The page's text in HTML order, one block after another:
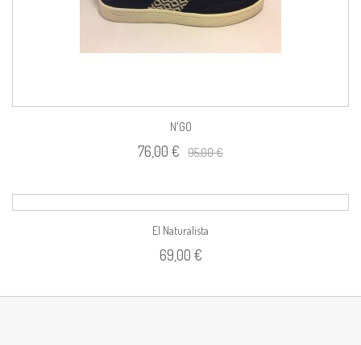
N'GO
76,00 € 95,00 €
El Naturalista
69,00 €